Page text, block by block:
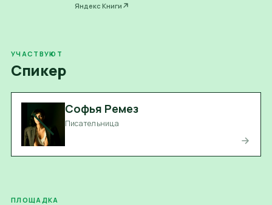
Яндекс Книги
УЧАСТВУЮТ
Спикер
Софья Ремез
Писательница
ПЛОЩАДКА